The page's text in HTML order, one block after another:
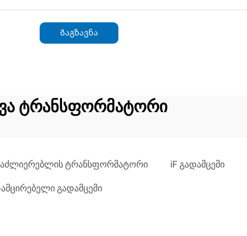
Გაგზავნა
ტრანსფორმატორი
ტრანსფორმატორი iF გადამცემი
გადამცემი